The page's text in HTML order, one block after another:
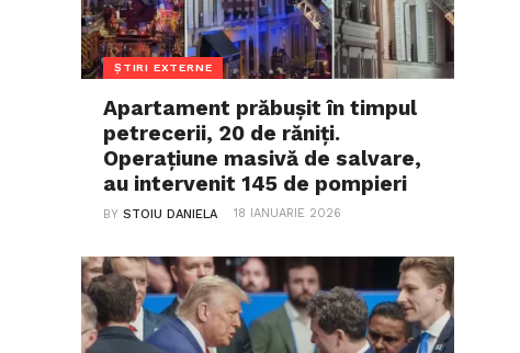
ȘTIRI EXTERNE
Apartament prăbușit în timpul
petrecerii, 20 de răniți.
Operațiune masivă de salvare,
au intervenit 145 de pompieri
BYSTOIU DANIELA 18 IANUARIE 2026